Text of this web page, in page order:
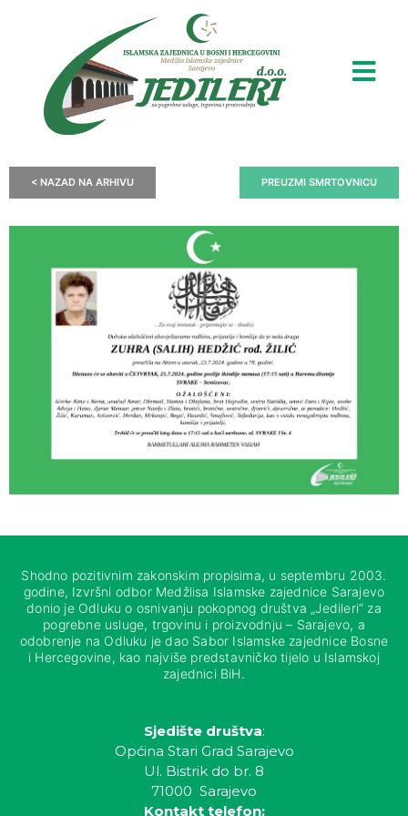
< NAZAD NA ARHIVU PREUZMI SMRTOVNICU
Shodno pozitivnim zakonskim propisima, u septembru 2003.
godine, Izvršni odbor Medžlisa Islamske zajednice Sarajevo
donio je Odluku o osnivanju pokopnog društva „Jedileri“ za
pogrebne usluge, trgovinu i proizvodnju – Sarajevo, a
odobrenje na Odluku je dao Sabor Islamske zajednice Bosne
i Hercegovine, kao najviše predstavničko tijelo u Islamskoj
zajednici BiH.
Sjedište društva:
Općina Stari Grad Sarajevo
Ul. Bistrik do br. 8
71000 Sarajevo
Kontakt telefon: